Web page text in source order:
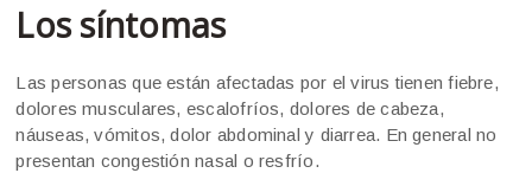
Los síntomas
Las personas que están afectadas por el virus tienen fiebre,
dolores musculares, escalofríos, dolores de cabeza,
náuseas, vómitos, dolor abdominal y diarrea. En general no
presentan congestión nasal o resfrío.